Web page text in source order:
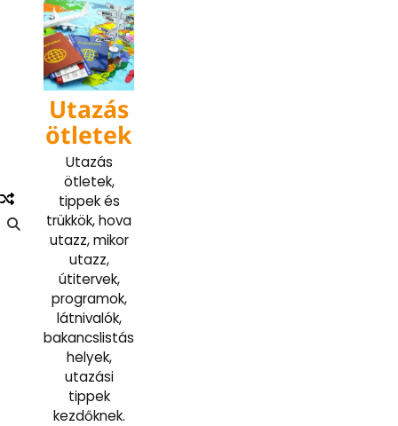
content
Utazás
ötletek
Utazás
ötletek,
tippek és
trükkök, hova
utazz, mikor
utazz,
útitervek,
programok,
látnivalók,
bakancslistás
helyek,
utazási
tippek
kezdőknek.